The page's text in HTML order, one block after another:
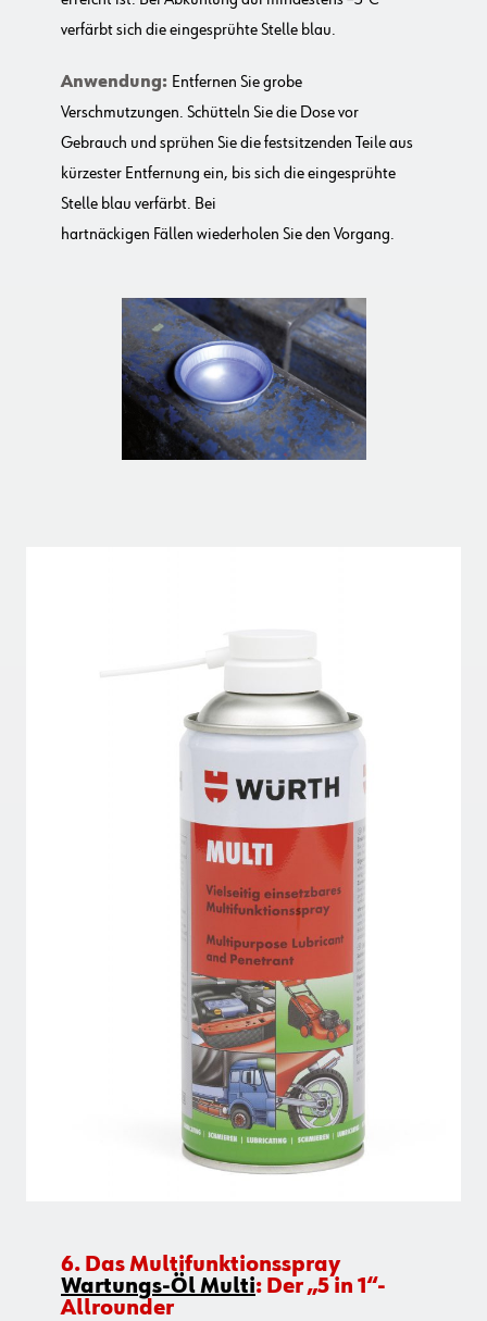
verfärbt sich die eingesprühte Stelle blau.
Anwendung: Entfernen Sie grobe
Verschmutzungen. Schütteln Sie die Dose vor
Gebrauch und sprühen Sie die festsitzenden Teile aus
kürzester Entfernung ein, bis sich die eingesprühte
Stelle blau verfärbt. Bei
hartnäckigen Fällen wiederholen Sie den Vorgang.
6. Das Multifunktionsspray
Wartungs-Öl Multi: Der „5 in 1“-
Allrounder